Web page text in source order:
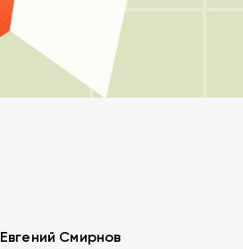
Евгений Смирнов